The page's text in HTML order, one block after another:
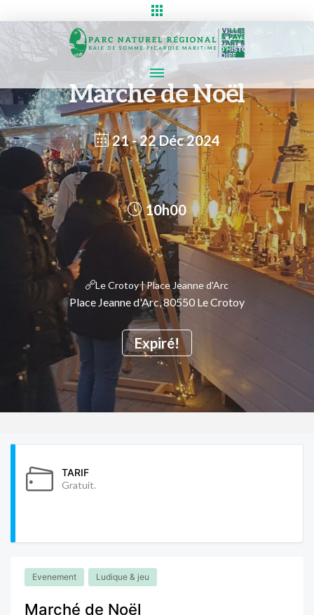
Marché de Noël
21 - 22 Déc 2024
Expiré!
10h00
Le Crotoy | Place Jeanne d'Arc
Place Jeanne d'Arc, 80550 Le Crotoy
TARIF
Gratuit.
Evenement Ludique & jeu
Marché de Noël